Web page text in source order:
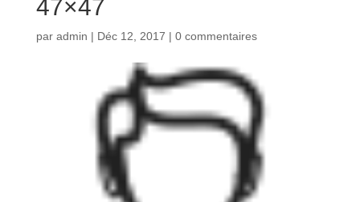
47×47
par admin | Déc 12, 2017 | 0 commentaires